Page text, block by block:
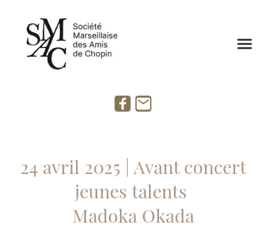
24 avril 2025 | Avant concert
jeunes talents
Madoka Okada